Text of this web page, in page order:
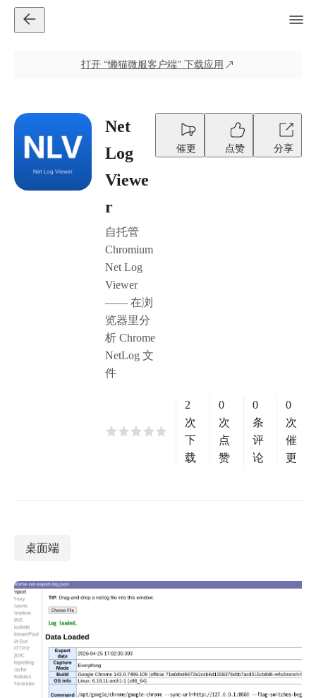
打开 “懒猫微服客户端” 下载应用
Net
Log
Viewe
r
自托管
Chromium
Net Log
Viewer
—— 在浏
览器里分
析 Chrome
NetLog 文
件
催更 点赞 分享
2
次
下
载
0
次
点
赞
0
条
评
论
0
次
催
更
桌面端